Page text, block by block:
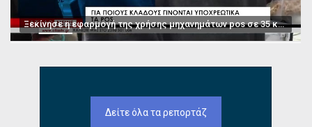
Ξεκίνησε η εφαρμογή της χρήσης μηχανημάτων pos σε 35 κατηγορίες επαγγελμάτων
Δείτε όλα τα ρεπορτάζ